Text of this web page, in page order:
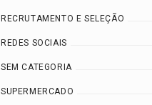
RECRUTAMENTO E SELEÇÃO
REDES SOCIAIS
SEM CATEGORIA
SUPERMERCADO